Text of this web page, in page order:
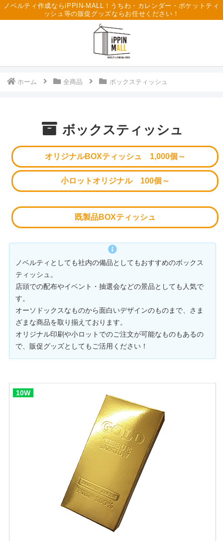
ノベルティ作成ならiPPIN-MALL！うちわ・カレンダー・ポケットティ
ッシュ等の販促グッズならお任せください！
ホーム 全商品 ボックスティッシュ
ボックスティッシュ
オリジナルBOXティッシュ 1,000個～
小ロットオリジナル 100個～
既製品BOXティッシュ
ノベルティとしても社内の備品としてもおすすめのボックス
ティッシュ。
店頭での配布やイベント・抽選会などの景品としても人気で
す。
オーソドックスなものから面白いデザインのものまで、さま
ざまな商品を取り揃えております。
オリジナル印刷や小ロットでのご注文が可能なものもあるの
で、販促グッズとしてもご活用ください！
10W